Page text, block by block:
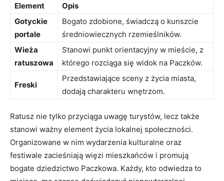
Element
Opis
Gotyckie
portale
Bogato zdobione,‍ świadczą o kunszcie
średniowiecznych​ rzemieślników.
Wieża
ratuszowa
Stanowi punkt orientacyjny ‍w mieście,⁤ z
którego rozciąga ⁣się widok na Paczków.
Freski
Przedstawiające sceny‍ z życia miasta,
⁤dodają charakteru wnętrzom.
Ratusz nie tylko przyciąga uwagę turystów, ​lecz także
stanowi‌ ważny element‍ życia ⁢lokalnej społeczności.
Organizowane‌ w nim wydarzenia kulturalne oraz
festiwale ‍zacieśniają więzi⁢ mieszkańców i promują
bogate‌ dziedzictwo Paczkowa. Każdy, ‌kto odwiedza to